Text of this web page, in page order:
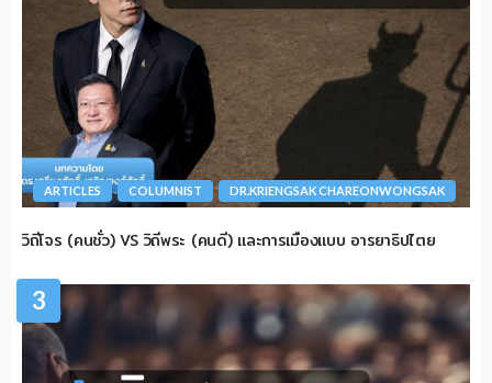
ARTICLES COLUMNIST DR.KRIENGSAK CHAREONWONGSAK
วิถีโจร (คนชั่ว) VS วิถีพระ (คนดี) และการเมืองแบบ อารยาธิปไตย
3